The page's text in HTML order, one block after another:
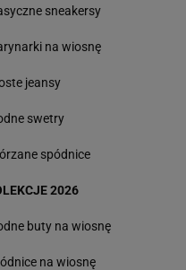
sneakersy
na wiosnę
jeansy
swetry
spódnice
2026
buty na wiosnę
na wiosnę